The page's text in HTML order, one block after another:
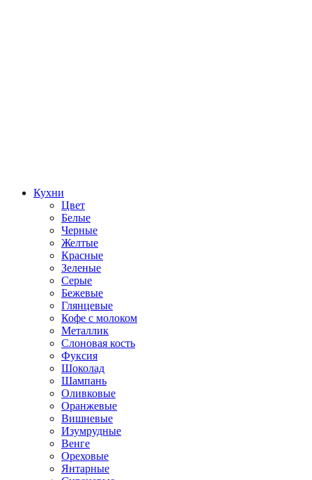
Кухни
Цвет
Белые
Черные
Желтые
Красные
Зеленые
Серые
Бежевые
Глянцевые
Кофе с молоком
Металлик
Слоновая кость
Фуксия
Шоколад
Шампань
Оливковые
Оранжевые
Вишневые
Изумрудные
Венге
Ореховые
Янтарные